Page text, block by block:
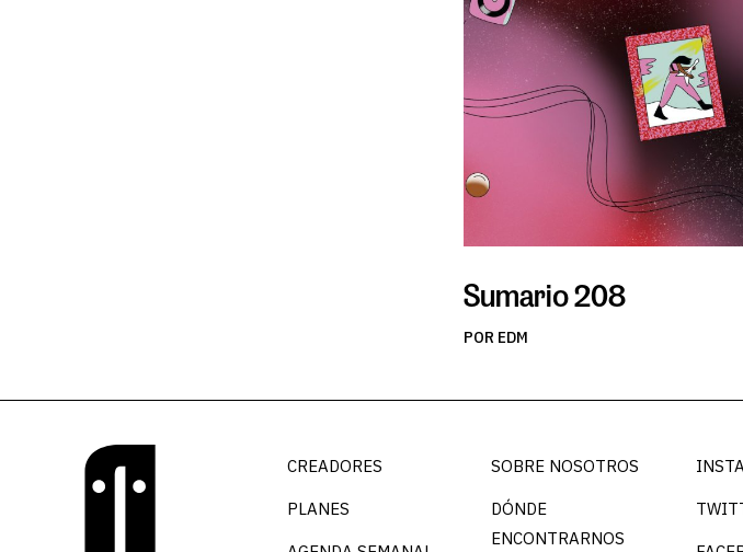
Sumario 208
POR EDM
CREADORES
PLANES
SOBRE NOSOTROS
DÓNDE
ENCONTRARNOS